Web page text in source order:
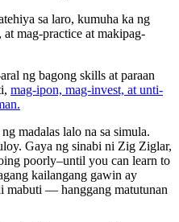
sa laro, kumuha ka ng
mag-practice at makipag-
ng bagong skills at paraan
mag-ipon, mag-invest, at unti-
madalas lalo na sa simula.
Gaya ng sinabi ni Zig Ziglar,
poorly–until you can learn to
kailangang gawin ay
mabuti — hanggang matutunan